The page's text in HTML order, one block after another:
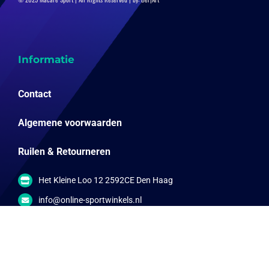
Informatie
Contact
Algemene voorwaarden
Ruilen & Retourneren
Het Kleine Loo 12 2592CE Den Haag
info@online-sportwinkels.nl